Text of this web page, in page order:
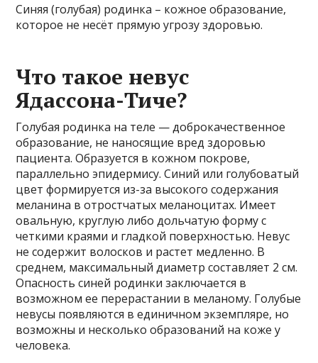
Синяя (голубая) родинка – кожное образование,
которое не несёт прямую угрозу здоровью.
Что такое невус
Ядассона-Тиче?
Голубая родинка на теле — доброкачественное
образование, не наносящие вред здоровью
пациента. Образуется в кожном покрове,
параллельно эпидермису. Синий или голубоватый
цвет формируется из-за высокого содержания
меланина в отростчатых меланоцитах. Имеет
овальную, круглую либо дольчатую форму с
четкими краями и гладкой поверхностью. Невус
не содержит волосков и растет медленно. В
среднем, максимальный диаметр составляет 2 см.
Опасность синей родинки заключается в
возможном ее перерастании в меланому. Голубые
невусы появляются в единичном экземпляре, но
возможны и несколько образований на коже у
человека.